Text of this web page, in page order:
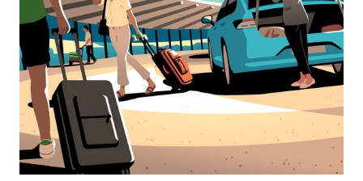
escape
button
close
the
calendar.